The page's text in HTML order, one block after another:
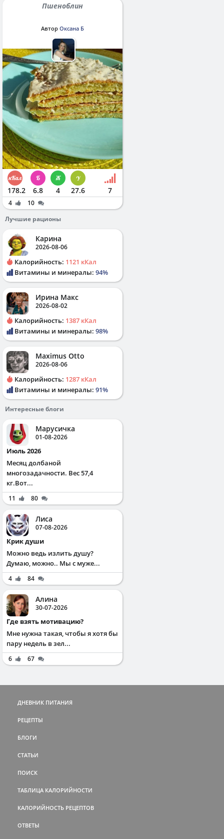
Пшеноблин
Автор Оксана Б
178.2 6.8 4 27.6 7
4
10
Лучшие рационы
Карина
2026-08-06
Калорийность: 1121 кКал
Витамины и минералы: 94%
Ирина Макс
2026-08-02
Калорийность: 1387 кКал
Витамины и минералы: 98%
Maximus Otto
2026-08-06
Калорийность: 1287 кКал
Витамины и минералы: 91%
Интересные блоги
Марусичка
01-08-2026
Июль 2026
Месяц долбаной
многозадачности. Вес 57,4
кг.Вот...
11 80
Лиса
07-08-2026
Крик души
Можно ведь излить душу?
Думаю, можно.. Мы с муже...
4 84
Алина
30-07-2026
Где взять мотивацию?
Мне нужна такая, чтобы я хотя бы
пару недель в зел...
6 67
ДНЕВНИК ПИТАНИЯ
РЕЦЕПТЫ
БЛОГИ
СТАТЬИ
ПОИСК
ТАБЛИЦА КАЛОРИЙНОСТИ
КАЛОРИЙНОСТЬ РЕЦЕПТОВ
ОТВЕТЫ